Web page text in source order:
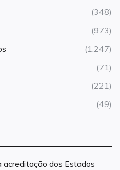
(348)
(973)
(1.247)
(71)
(221)
(49)
acreditação dos Estados